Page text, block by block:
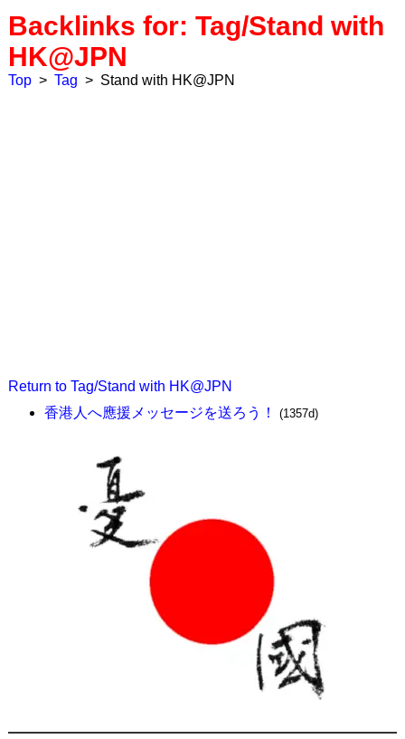
Backlinks for: Tag/Stand with
HK@JPN
Top > Tag > Stand with HK@JPN
Return to Tag/Stand with HK@JPN
香港人へ應援メッセージを送ろう！
(1357d)